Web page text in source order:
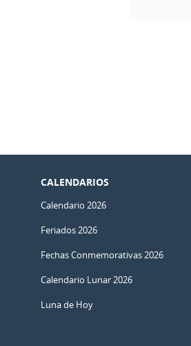
CALENDARIOS
Calendario 2026
Feriados 2026
Fechas Conmemorativas 2026
Calendario Lunar 2026
Luna de Hoy